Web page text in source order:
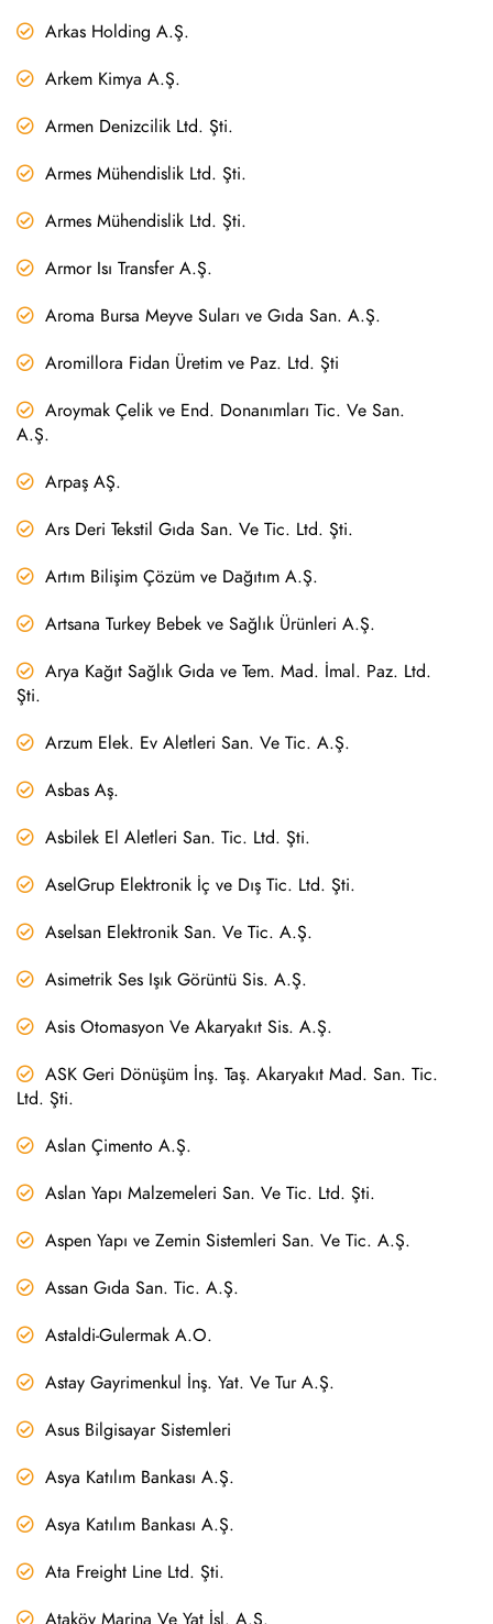
Arkas Holding A.Ş.
Arkem Kimya A.Ş.
Armen Denizcilik Ltd. Şti.
Armes Mühendislik Ltd. Şti.
Armes Mühendislik Ltd. Şti.
Armor Isı Transfer A.Ş.
Aroma Bursa Meyve Suları ve Gıda San. A.Ş.
Aromillora Fidan Üretim ve Paz. Ltd. Şti
Aroymak Çelik ve End. Donanımları Tic. Ve San.
A.Ş.
Arpaş AŞ.
Ars Deri Tekstil Gıda San. Ve Tic. Ltd. Şti.
Artım Bilişim Çözüm ve Dağıtım A.Ş.
Artsana Turkey Bebek ve Sağlık Ürünleri A.Ş.
Arya Kağıt Sağlık Gıda ve Tem. Mad. İmal. Paz. Ltd.
Şti.
Arzum Elek. Ev Aletleri San. Ve Tic. A.Ş.
Asbas Aş.
Asbilek El Aletleri San. Tic. Ltd. Şti.
AselGrup Elektronik İç ve Dış Tic. Ltd. Şti.
Aselsan Elektronik San. Ve Tic. A.Ş.
Asimetrik Ses Işık Görüntü Sis. A.Ş.
Asis Otomasyon Ve Akaryakıt Sis. A.Ş.
ASK Geri Dönüşüm İnş. Taş. Akaryakıt Mad. San. Tic.
Ltd. Şti.
Aslan Çimento A.Ş.
Aslan Yapı Malzemeleri San. Ve Tic. Ltd. Şti.
Aspen Yapı ve Zemin Sistemleri San. Ve Tic. A.Ş.
Assan Gıda San. Tic. A.Ş.
Astaldi-Gulermak A.O.
Astay Gayrimenkul İnş. Yat. Ve Tur A.Ş.
Asus Bilgisayar Sistemleri
Asya Katılım Bankası A.Ş.
Asya Katılım Bankası A.Ş.
Ata Freight Line Ltd. Şti.